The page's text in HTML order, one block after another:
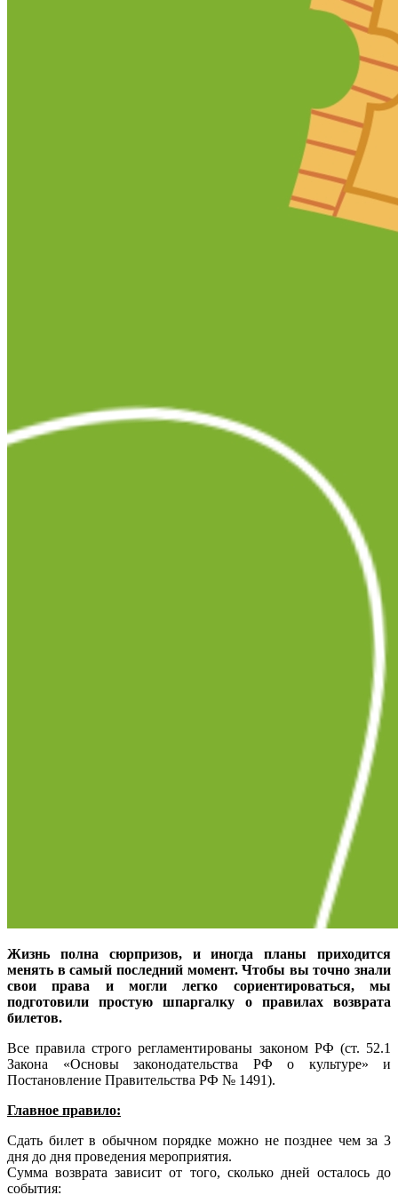
Жизнь полна сюрпризов, и иногда планы приходится
менять в самый последний момент. Чтобы вы точно знали
свои права и могли легко сориентироваться, мы
подготовили простую шпаргалку о правилах возврата
билетов.
Все правила строго регламентированы законом РФ (ст. 52.1
Закона «Основы законодательства РФ о культуре» и
Постановление Правительства РФ № 1491).
Главное правило:
Сдать билет в обычном порядке можно не позднее чем за 3
дня до дня проведения мероприятия.
Сумма возврата зависит от того, сколько дней осталось до
события: